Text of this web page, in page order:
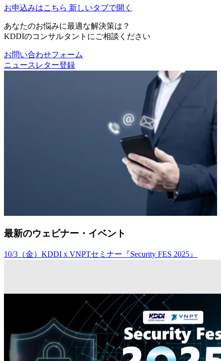
お申込みはこちら 新しいタブで開く
あなたのお悩みに最適な解決策は？
KDDIのコンサルタントにご相談ください
お問い合わせフォーム
ニュースレター登録
最新のウェビナー・イベント
10/3（金）KDDI x VNPTセミナー『Security FES 2025』